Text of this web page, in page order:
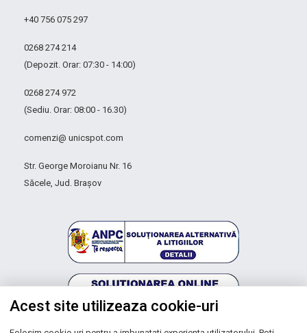
+40 756 075 297
0268 274 214
(Depozit. Orar: 07:30 - 14:00)
0268 274 972
(Sediu. Orar: 08:00 - 16.30)
comenzi@ unicspot.com
Str. George Moroianu Nr. 16
Săcele, Jud. Brașov
Acest site utilizeaza cookie-uri